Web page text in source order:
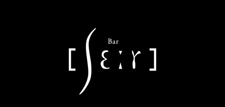
池袋西口付近にあるバーシエー
ルのマスターが書くブログ